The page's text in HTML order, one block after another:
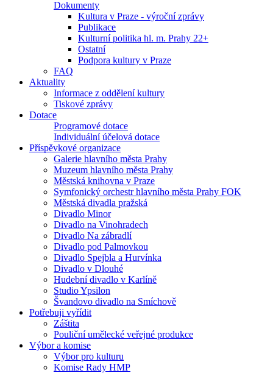
Dokumenty
Kultura v Praze - výroční zprávy
Publikace
Kulturní politika hl. m. Prahy 22+
Ostatní
Podpora kultury v Praze
FAQ
Aktuality
Informace z oddělení kultury
Tiskové zprávy
Dotace
Programové dotace
Individuální účelová dotace
Příspěvkové organizace
Galerie hlavního města Prahy
Muzeum hlavního města Prahy
Městská knihovna v Praze
Symfonický orchestr hlavního města Prahy FOK
Městská divadla pražská
Divadlo Minor
Divadlo na Vinohradech
Divadlo Na zábradlí
Divadlo pod Palmovkou
Divadlo Spejbla a Hurvínka
Divadlo v Dlouhé
Hudební divadlo v Karlíně
Studio Ypsilon
Švandovo divadlo na Smíchově
Potřebuji vyřídit
Záštita
Pouliční umělecké veřejné produkce
Výbor a komise
Výbor pro kulturu
Komise Rady HMP